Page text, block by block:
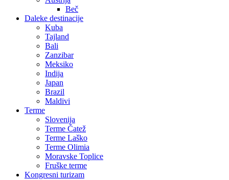
Beč
Daleke destinacije
Kuba
Tajland
Bali
Zanzibar
Meksiko
Indija
Japan
Brazil
Maldivi
Terme
Slovenija
Terme Čatež
Terme Laško
Terme Olimia
Moravske Toplice
Fruške terme
Kongresni turizam